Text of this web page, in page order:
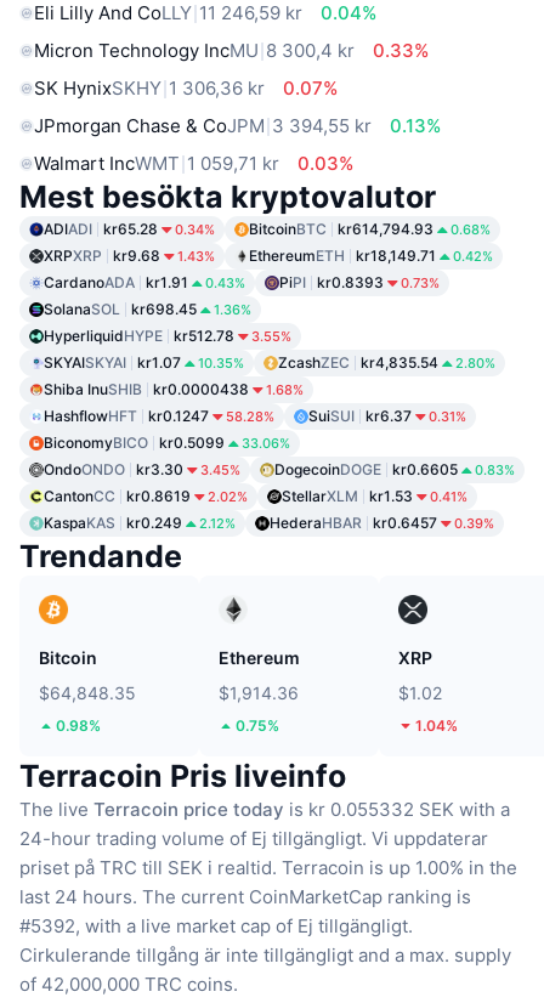
Eli Lilly And CoLLY 11 246,59 kr
0.04%
Micron Technology IncMU 8 300,4 kr
0.33%
SK HynixSKHY 1 306,36 kr
0.07%
JPmorgan Chase & CoJPM 3 394,55 kr
0.13%
Walmart IncWMT 1 059,71 kr 0.03%
Mest besökta kryptovalutor
ADIADI kr65.28 0.34% BitcoinBTC kr614,794.93 0.68%
XRPXRP kr9.68 1.43% EthereumETH kr18,149.71 0.42%
CardanoADA kr1.91 0.43% PiPI kr0.8393 0.73%
SolanaSOL kr698.45 1.36%
HyperliquidHYPE kr512.78 3.55%
SKYAISKYAI kr1.07 10.35% ZcashZEC kr4,835.54 2.80%
Shiba InuSHIB kr0.0000438 1.68%
HashflowHFT kr0.1247 58.28% SuiSUI kr6.37 0.31%
BiconomyBICO kr0.5099 33.06%
OndoONDO kr3.30 3.45% DogecoinDOGE kr0.6605 0.83%
CantonCC kr0.8619 2.02% StellarXLM kr1.53 0.41%
KaspaKAS kr0.249 2.12% HederaHBAR kr0.6457 0.39%
Trendande
Bitcoin
$64,848.35
0.98%
Ethereum
$1,914.36
0.75%
XRP
$1.02
1.04%
Terracoin Pris liveinfo
The live Terracoin price today is kr 0.055332 SEK with a
24-hour trading volume of Ej tillgängligt. Vi uppdaterar
priset på TRC till SEK i realtid. Terracoin is up 1.00% in the
last 24 hours. The current CoinMarketCap ranking is
#5392, with a live market cap of Ej tillgängligt.
Cirkulerande tillgång är inte tillgängligt and a max. supply
of 42,000,000 TRC coins.